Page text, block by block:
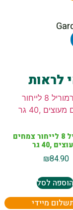
לראות
הורמוריל 8 לייחור צמחים
,40 גר
₪84.90
הוספה לסל
מיידי